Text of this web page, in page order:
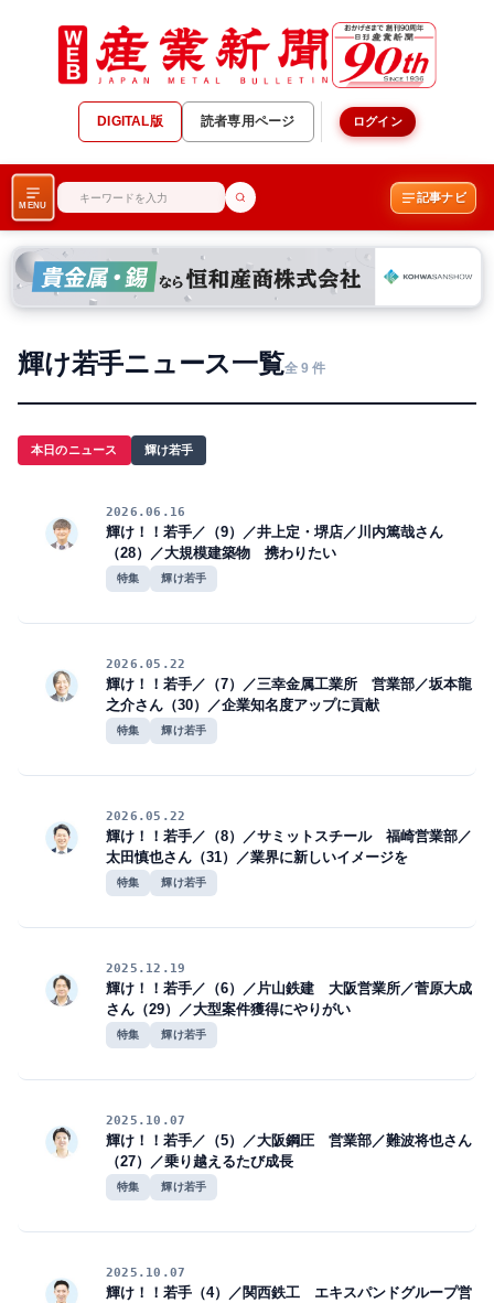
DIGITAL版 読者専用ページ ログイン
MENU
記事ナビ
輝け若手ニュース一覧全 9 件
本日のニュース 輝け若手
2026.06.16
輝け！！若手／（9）／井上定・堺店／川内篤哉さん
（28）／大規模建築物 携わりたい
特集 輝け若手
2026.05.22
輝け！！若手／（7）／三幸金属工業所 営業部／坂本龍
之介さん（30）／企業知名度アップに貢献
特集 輝け若手
2026.05.22
輝け！！若手／（8）／サミットスチール 福崎営業部／
太田慎也さん（31）／業界に新しいイメージを
特集 輝け若手
2025.12.19
輝け！！若手／（6）／片山鉄建 大阪営業所／菅原大成
さん（29）／大型案件獲得にやりがい
特集 輝け若手
2025.10.07
輝け！！若手／（5）／大阪鋼圧 営業部／難波将也さん
（27）／乗り越えるたび成長
特集 輝け若手
2025.10.07
輝け！！若手（4）／関西鉄工 エキスパンドグループ営